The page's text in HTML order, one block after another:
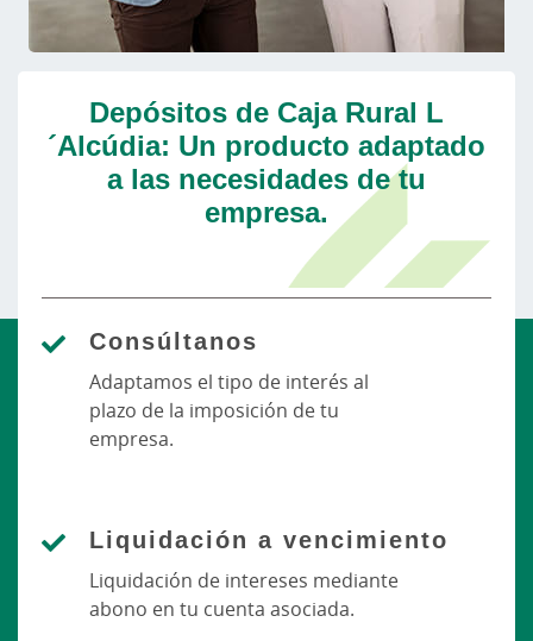
Depósitos de Caja Rural L
´Alcúdia: Un producto adaptado
a las necesidades de tu
empresa.
Consúltanos
Adaptamos el tipo de interés al
plazo de la imposición de tu
empresa.
Liquidación a vencimiento
Liquidación de intereses mediante
abono en tu cuenta asociada.